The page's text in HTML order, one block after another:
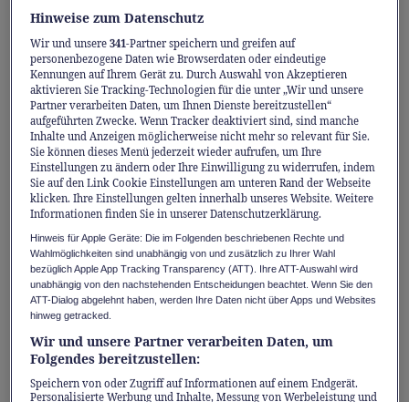
sowohl im Stadtverkehr als auch auf der
Autobahn überzeugt. Ein SUV für den Alltag,
der alle Witterungen mitmacht – das ganze
Jahr über.
Durchdachtes Design und kompakte
Grösse
Die weiche und harmonische Silhouette des
HR-V verbindet die Merkmale eines SUV mit
einer schlanken Dachlinie. Seine
ausgewogenen Proportionen, seine klaren
Oberflächen und seine raffinierten Details –
wie die integrierten Türgriffe hinten –
verleihen ihm ein elegantes und modernes
Erscheinungsbild. Sein schlichtes und
Hinweise zum Datenschutz
Wir und unsere341-Partner speichern und greifen auf
personenbezogene Daten wie Browserdaten oder eindeutige
Kennungen auf Ihrem Gerät zu. Durch Auswahl von Akzeptieren
aktivieren Sie Tracking-Technologien für die unter „Wir und unsere
Partner verarbeiten Daten, um Ihnen Dienste bereitzustellen“
aufgeführten Zwecke. Wenn Tracker deaktiviert sind, sind manche
Inhalte und Anzeigen möglicherweise nicht mehr so relevant für Sie.
Sie können dieses Menü jederzeit wieder aufrufen, um Ihre
Einstellungen zu ändern oder Ihre Einwilligung zu widerrufen, indem
Sie auf den Link Cookie Einstellungen am unteren Rand der Webseite
klicken. Ihre Einstellungen gelten innerhalb unseres Website. Weitere
Informationen finden Sie in unserer Datenschutzerklärung.
Hinweis für Apple Geräte: Die im Folgenden beschriebenen Rechte und
Wahlmöglichkeiten sind unabhängig von und zusätzlich zu Ihrer Wahl
bezüglich Apple App Tracking Transparency (ATT). Ihre ATT-Auswahl wird
unabhängig von den nachstehenden Entscheidungen beachtet. Wenn Sie den
ATT-Dialog abgelehnt haben, werden Ihre Daten nicht über Apps und Websites
hinweg getracked.
Wir und unsere Partner verarbeiten Daten, um
Folgendes bereitzustellen:
Speichern von oder Zugriff auf Informationen auf einem Endgerät.
Personalisierte Werbung und Inhalte, Messung von Werbeleistung und